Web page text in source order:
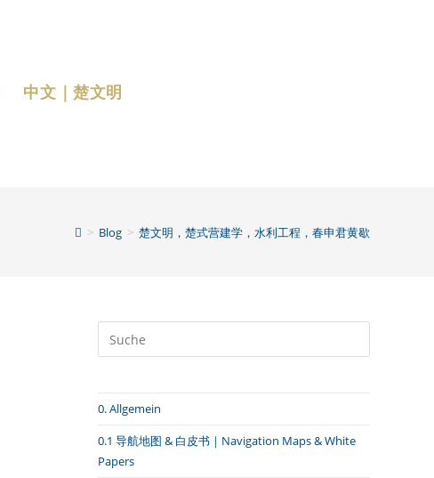
中文｜楚文明
> Blog > 楚文明，楚式营建学，水利工程，春申君黄歇
0. Allgemein
0.1 导航地图 & 白皮书｜Navigation Maps & White
Papers